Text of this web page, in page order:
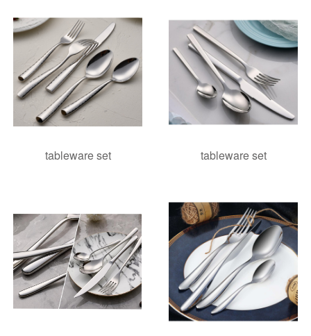
tableware set tableware set